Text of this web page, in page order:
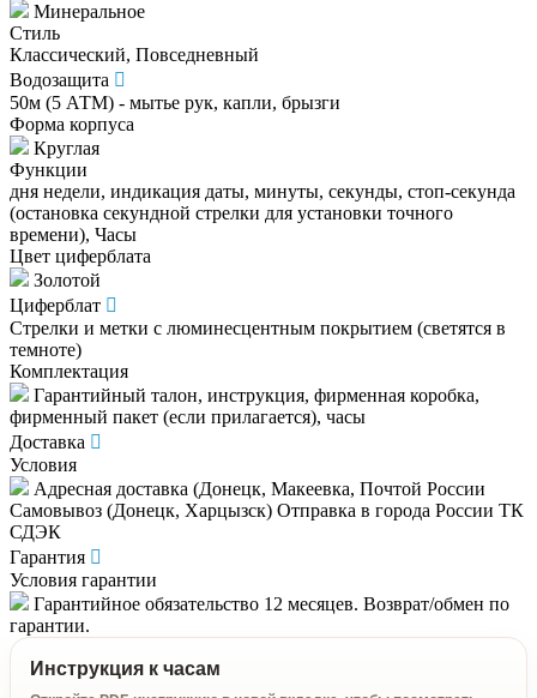
Минеральное
Стиль
Классический, Повседневный
Водозащита
50м (5 АТМ) - мытье рук, капли, брызги
Форма корпуса
Круглая
Функции
дня недели, индикация даты, минуты, секунды, стоп-секунда
(остановка секундной стрелки для установки точного
времени), Часы
Цвет циферблата
Золотой
Циферблат
Стрелки и метки с люминесцентным покрытием (светятся в
темноте)
Комплектация
Гарантийный талон, инструкция, фирменная коробка,
фирменный пакет (если прилагается), часы
Доставка
Условия
Адресная доставка (Донецк, Макеевка, Почтой России
Самовывоз (Донецк, Харцызск) Отправка в города России ТК
СДЭК
Гарантия
Условия гарантии
Гарантийное обязательство 12 месяцев. Возврат/обмен по
гарантии.
Инструкция к часам